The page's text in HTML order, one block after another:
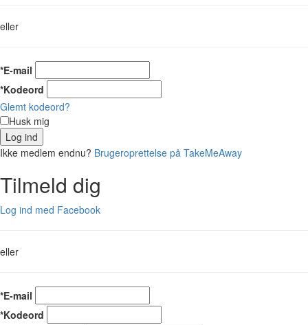
eller
*E-mail
*Kodeord
Glemt kodeord?
Husk mig
Log ind
Ikke medlem endnu? Brugeroprettelse på TakeMeAway
Tilmeld dig
Log ind med Facebook
eller
*E-mail
*Kodeord